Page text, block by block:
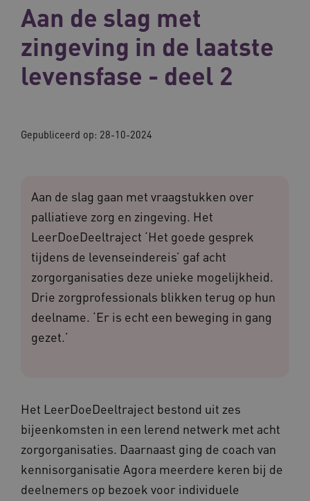
Aan de slag met
zingeving in de laatste
levensfase - deel 2
Gepubliceerd op: 28-10-2024
Aan de slag gaan met vraagstukken over
palliatieve zorg en zingeving. Het
LeerDoeDeeltraject ‘Het goede gesprek
tijdens de levenseindereis’ gaf acht
zorgorganisaties deze unieke mogelijkheid.
Drie zorgprofessionals blikken terug op hun
deelname. ‘Er is echt een beweging in gang
gezet.’
Het LeerDoeDeeltraject bestond uit zes
bijeenkomsten in een lerend netwerk met acht
zorgorganisaties. Daarnaast ging de coach van
kennisorganisatie Agora meerdere keren bij de
deelnemers op bezoek voor individuele